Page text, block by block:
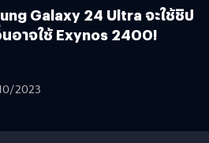
Galaxy 24 Ultra จะใช้ชิป
อาจใช้ Exynos 2400!
2023